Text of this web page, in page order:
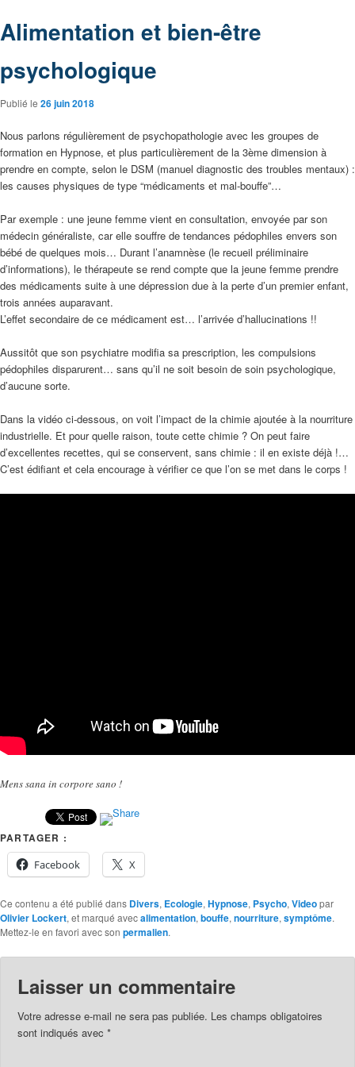
Alimentation et bien-être
psychologique
Publié le 26 juin 2018
Nous parlons régulièrement de psychopathologie avec les groupes de
formation en Hypnose, et plus particulièrement de la 3ème dimension à
prendre en compte, selon le DSM (manuel diagnostic des troubles mentaux) :
les causes physiques de type “médicaments et mal-bouffe”…
Par exemple : une jeune femme vient en consultation, envoyée par son
médecin généraliste, car elle souffre de tendances pédophiles envers son
bébé de quelques mois… Durant l’anamnèse (le recueil préliminaire
d’informations), le thérapeute se rend compte que la jeune femme prendre
des médicaments suite à une dépression due à la perte d’un premier enfant,
trois années auparavant.
L’effet secondaire de ce médicament est… l’arrivée d’hallucinations !!
Aussitôt que son psychiatre modifia sa prescription, les compulsions
pédophiles disparurent… sans qu’il ne soit besoin de soin psychologique,
d’aucune sorte.
Dans la vidéo ci-dessous, on voit l’impact de la chimie ajoutée à la nourriture
industrielle. Et pour quelle raison, toute cette chimie ? On peut faire
d’excellentes recettes, qui se conservent, sans chimie : il en existe déjà !…
C’est édifiant et cela encourage à vérifier ce que l’on se met dans le corps !
Mens sana in corpore sano !
PARTAGER :
Facebook
X
Ce contenu a été publié dans Divers, Ecologie, Hypnose, Psycho, Videopar
Olivier Lockert, et marqué avecalimentation, bouffe, nourriture, symptôme.
Mettez-le en favori avec son permalien.
Laisser un commentaire
Votre adresse e-mail ne sera pas publiée. Les champs obligatoires
sont indiqués avec*